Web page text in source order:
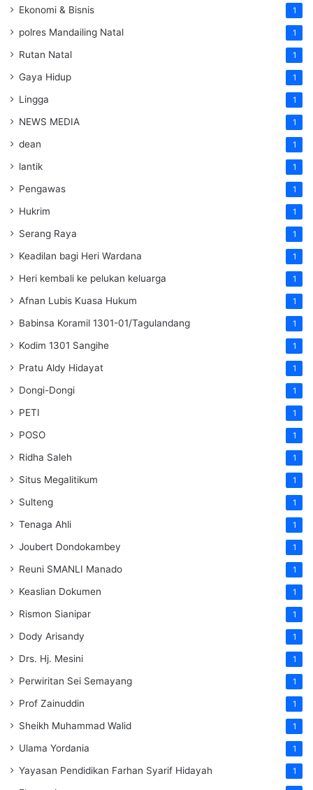
Ekonomi & Bisnis 1
polres Mandailing Natal 1
Rutan Natal 1
Gaya Hidup 1
Lingga 1
NEWS MEDIA 1
dean 1
lantik 1
Pengawas 1
Hukrim 1
Serang Raya 1
Keadilan bagi Heri Wardana 1
Heri kembali ke pelukan keluarga 1
Afnan Lubis Kuasa Hukum 1
Babinsa Koramil 1301-01/Tagulandang 1
Kodim 1301 Sangihe 1
Pratu Aldy Hidayat 1
Dongi-Dongi 1
PETI 1
POSO 1
Ridha Saleh 1
Situs Megalitikum 1
Sulteng 1
Tenaga Ahli 1
Joubert Dondokambey 1
Reuni SMANLI Manado 1
Keaslian Dokumen 1
Rismon Sianipar 1
Dody Arisandy 1
Drs. Hj. Mesini 1
Perwiritan Sei Semayang 1
Prof Zainuddin 1
Sheikh Muhammad Walid 1
Ulama Yordania 1
Yayasan Pendidikan Farhan Syarif Hidayah 1